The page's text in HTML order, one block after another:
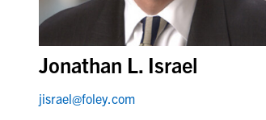
Jonathan L. Israel
jisrael@foley.com